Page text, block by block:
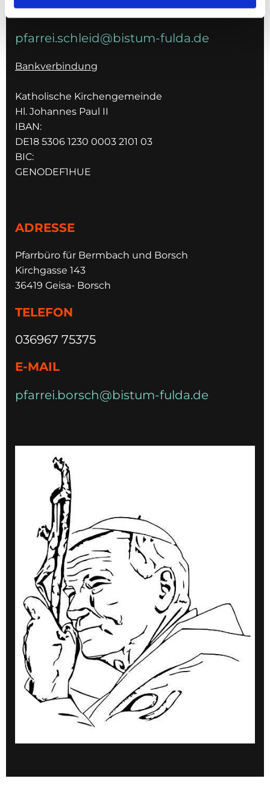
E-MAIL
pfarrei.schleid@bistum-fulda.de
Bankverbindung
Katholische Kirchengemeinde
Hl. Johannes Paul II
IBAN:
DE18 5306 1230 0003 2101 03
BIC:
GENODEF1HUE
ADRESSE
Pfarrbüro für Bermbach und Borsch
Kirchgasse 143
36419 Geisa- Borsch
TELEFON
036967 75375
E-MAIL
pfarrei.borsch@bistum-fulda.de